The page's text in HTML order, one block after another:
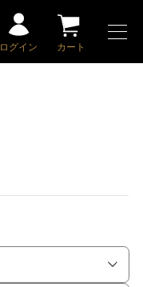
ログイン カート